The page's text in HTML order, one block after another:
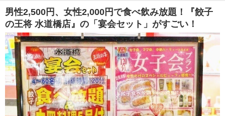
男性2,500円、女性2,000円で食べ飲み放題！『餃子
の王将 水道橋店』の「宴会セット」がすごい！